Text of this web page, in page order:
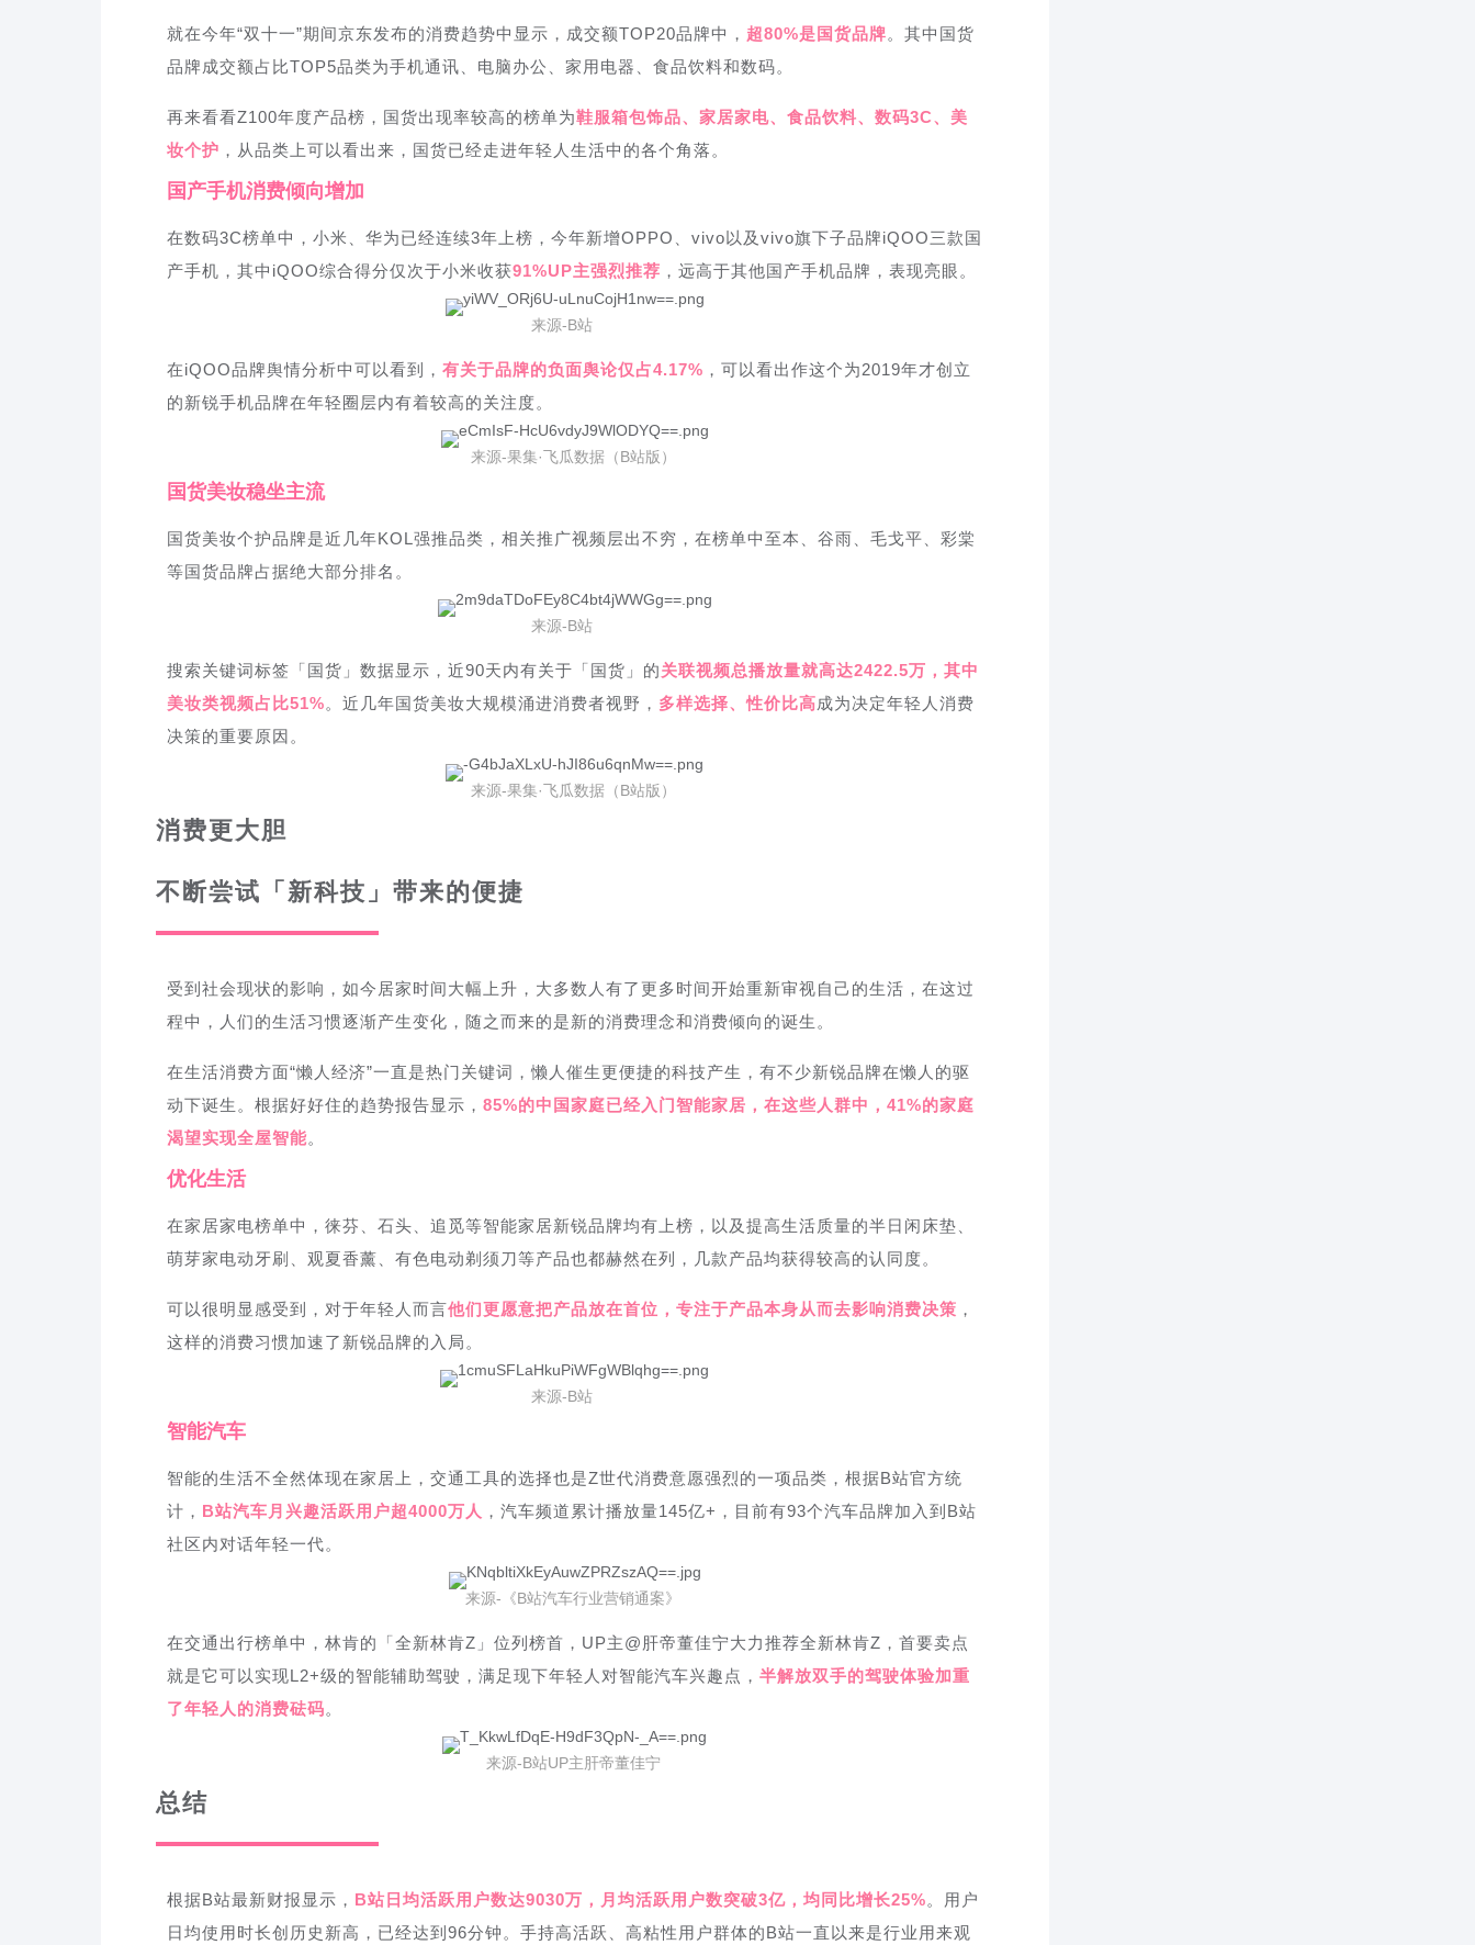
就在今年“双十一”期间京东发布的消费趋势中显示，成交额TOP20品牌中， 超80%是国货品牌。其中国货
品牌成交额占比TOP5品类为手机通讯、电脑办公、家用电器、食品饮料和数码。
再来看看Z100年度产品榜，国货出现率较高的榜单为鞋服箱包饰品、家居家电、食品饮料、数码3C、美
妆个护 ，从品类上可以看出来，国货已经走进年轻人生活中的各个角落。
国产手机消费倾向增加
在数码3C榜单中，小米、华为已经连续3年上榜，今年新增OPPO、vivo以及vivo旗下子品牌iQOO三款国
产手机，其中iQOO综合得分仅次于小米收获91%UP主强烈推荐 ，远高于其他国产手机品牌，表现亮眼。
来源-B站
在iQOO品牌舆情分析中可以看到， 有关于品牌的负面舆论仅占4.17% ，可以看出作这个为2019年才创立
的新锐手机品牌在年轻圈层内有着较高的关注度。
来源-果集·飞瓜数据（B站版）
国货美妆稳坐主流
国货美妆个护品牌是近几年KOL强推品类，相关推广视频层出不穷，在榜单中至本、谷雨、毛戈平、彩棠
等国货品牌占据绝大部分排名。
来源-B站
搜索关键词标签「国货」数据显示，近90天内有关于「国货」的关联视频总播放量就高达2422.5万，其中
美妆类视频占比51%。近几年国货美妆大规模涌进消费者视野， 多样选择、性价比高成为决定年轻人消费
决策的重要原因。
来源-果集·飞瓜数据（B站版）
消费更大胆
不断尝试「新科技」带来的便捷
受到社会现状的影响，如今居家时间大幅上升，大多数人有了更多时间开始重新审视自己的生活，在这过
程中，人们的生活习惯逐渐产生变化，随之而来的是新的消费理念和消费倾向的诞生。
在生活消费方面“懒人经济”一直是热门关键词，懒人催生更便捷的科技产生，有不少新锐品牌在懒人的驱
动下诞生。根据好好住的趋势报告显示， 85%的中国家庭已经入门智能家居，在这些人群中，41%的家庭
渴望实现全屋智能。
优化生活
在家居家电榜单中，徕芬、石头、追觅等智能家居新锐品牌均有上榜，以及提高生活质量的半日闲床垫、
萌芽家电动牙刷、观夏香薰、有色电动剃须刀等产品也都赫然在列，几款产品均获得较高的认同度。
可以很明显感受到，对于年轻人而言他们更愿意把产品放在首位，专注于产品本身从而去影响消费决策 ，
这样的消费习惯加速了新锐品牌的入局。
来源-B站
智能汽车
智能的生活不全然体现在家居上，交通工具的选择也是Z世代消费意愿强烈的一项品类，根据B站官方统
计， B站汽车月兴趣活跃用户超4000万人 ，汽车频道累计播放量145亿+，目前有93个汽车品牌加入到B站
社区内对话年轻一代。
来源-《B站汽车行业营销通案》
在交通出行榜单中，林肯的「全新林肯Z」位列榜首，UP主@肝帝董佳宁大力推荐全新林肯Z，首要卖点
就是它可以实现L2+级的智能辅助驾驶，满足现下年轻人对智能汽车兴趣点， 半解放双手的驾驶体验加重
了年轻人的消费砝码。
来源-B站UP主肝帝董佳宁
总结
根据B站最新财报显示， B站日均活跃用户数达9030万 ，月均活跃用户数突破3亿，均同比增长25%。用户
日均使用时长创历史新高，已经达到96分钟。手持高活跃、高粘性用户群体的B站一直以来是行业用来观